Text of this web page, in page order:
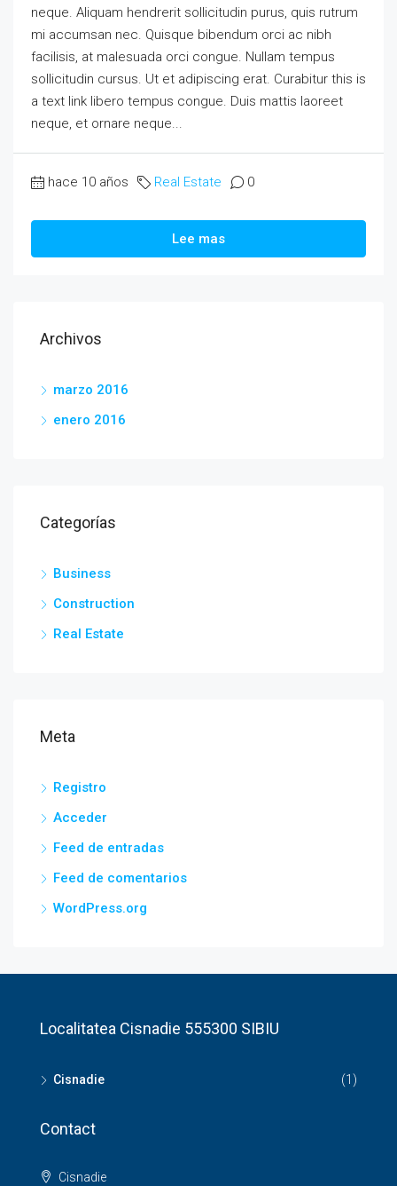
neque. Aliquam hendrerit sollicitudin purus, quis rutrum
mi accumsan nec. Quisque bibendum orci ac nibh
facilisis, at malesuada orci congue. Nullam tempus
sollicitudin cursus. Ut et adipiscing erat. Curabitur this is
a text link libero tempus congue. Duis mattis laoreet
neque, et ornare neque...
hace 10 años Real Estate 0
Lee mas
Archivos
marzo 2016
enero 2016
Categorías
Business
Construction
Real Estate
Meta
Registro
Acceder
Feed de entradas
Feed de comentarios
WordPress.org
Localitatea Cisnadie 555300 SIBIU
Cisnadie (1)
Contact
Cisnadie